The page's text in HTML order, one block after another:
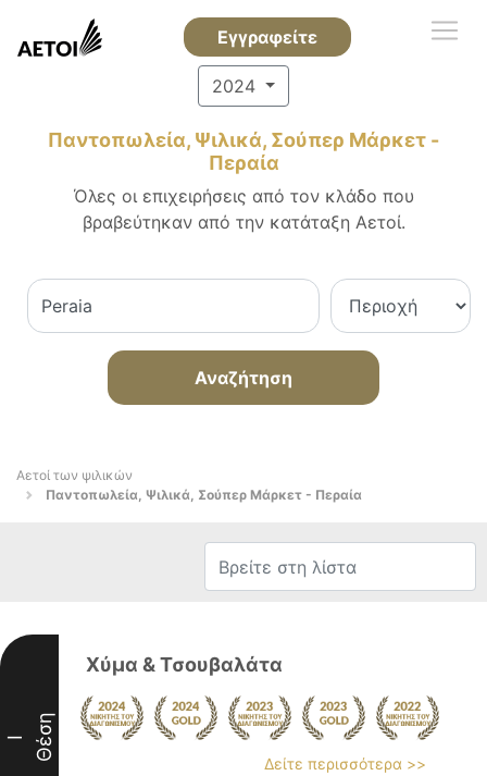
Εγγραφείτε
2024
Παντοπωλεία, Ψιλικά, Σούπερ Μάρκετ -
Περαία
Όλες οι επιχειρήσεις από τον κλάδο που
βραβεύτηκαν από την κατάταξη Αετοί.
Αναζήτηση
Αετοί των ψιλικών
Παντοπωλεία, Ψιλικά, Σούπερ Μάρκετ - Περαία
I Θέση
Χύμα & Τσουβαλάτα
Δείτε περισσότερα >>